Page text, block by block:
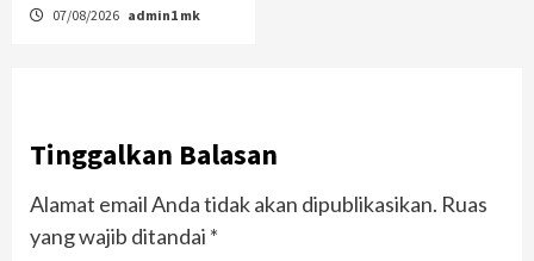
07/08/2026 admin1 mk
Tinggalkan Balasan
Alamat email Anda tidak akan dipublikasikan. Ruas
yang wajib ditandai *